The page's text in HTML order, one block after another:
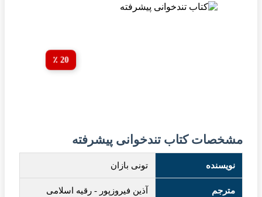
20 ٪
مشخصات کتاب تندخوانی پیشرفته
نویسنده تونی بازان
مترجم آذین فیروزپور - رقیه اسلامی